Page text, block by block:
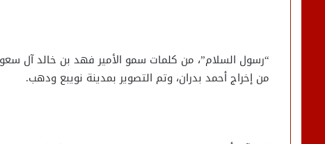
“رسول السلام”، من كلمات سمو الأمير فهد بن خالد آل
من إخراج أحمد بدران، وتم التصوير بمدينة نويبع ودهب.